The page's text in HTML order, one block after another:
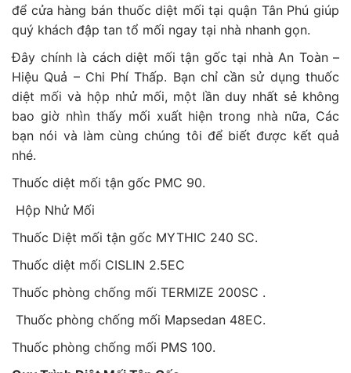
để cửa hàng bán thuốc diệt mối tại quận Tân Phú giúp
quý khách đập tan tổ mối ngay tại nhà nhanh gọn.
Đây chính là cách diệt mối tận gốc tại nhà An Toàn –
Hiệu Quả – Chi Phí Thấp. Bạn chỉ cần sử dụng thuốc
diệt mối và hộp nhử mối, một lần duy nhất sẻ không
bao giờ nhìn thấy mối xuất hiện trong nhà nữa, Các
bạn nói và làm cùng chúng tôi để biết được kết quả
nhé.
Thuốc diệt mối tận gốc PMC 90.
Hộp Nhử Mối
Thuốc Diệt mối tận gốc MYTHIC 240 SC.
Thuốc diệt mối CISLIN 2.5EC
Thuốc phòng chống mối TERMIZE 200SC .
Thuốc phòng chống mối Mapsedan 48EC.
Thuốc phòng chống mối PMS 100.